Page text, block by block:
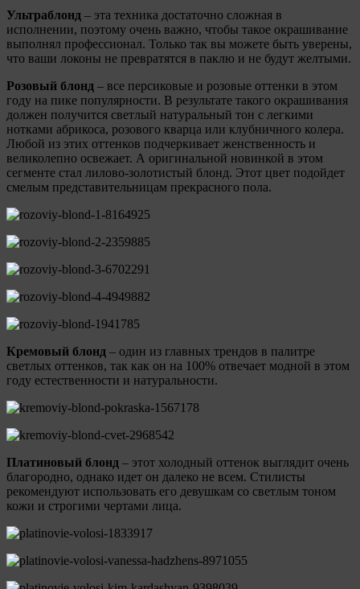
Ультраблонд – эта техника достаточно сложная в
исполнении, поэтому очень важно, чтобы такое окрашивание
выполнял профессионал. Только так вы можете быть уверены,
что ваши локоны не превратятся в паклю и не будут желтыми.
Розовый блонд – все персиковые и розовые оттенки в этом
году на пике популярности. В результате такого окрашивания
должен получится светлый натуральный тон с легкими
нотками абрикоса, розового кварца или клубничного колера.
Любой из этих оттенков подчеркивает женственность и
великолепно освежает. А оригинальной новинкой в этом
сегменте стал лилово-золотистый блонд. Этот цвет подойдет
смелым представительницам прекрасного пола.
Кремовый блонд – один из главных трендов в палитре
светлых оттенков, так как он на 100% отвечает модной в этом
году естественности и натуральности.
Платиновый блонд – этот холодный оттенок выглядит очень
благородно, однако идет он далеко не всем. Стилисты
рекомендуют использовать его девушкам со светлым тоном
кожи и строгими чертами лица.